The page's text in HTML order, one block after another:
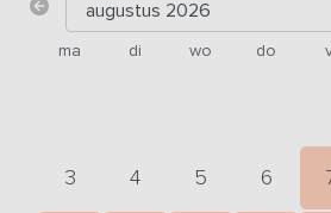
ma di wo do
3 4 5 6